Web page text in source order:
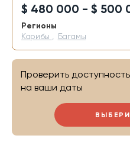
$ 480 000 - $ 500
Регионы
Карибы Багамы
Проверить
на ваши даты